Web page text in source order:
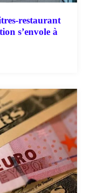
restaurant
s’envole à